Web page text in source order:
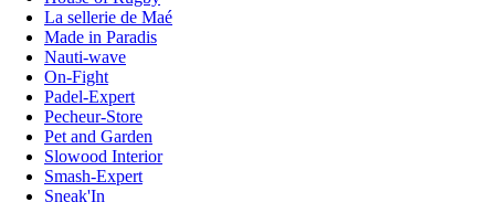
La sellerie de Maé
Made in Paradis
Nauti-wave
On-Fight
Padel-Expert
Pecheur-Store
Pet and Garden
Slowood Interior
Smash-Expert
Sneak'In